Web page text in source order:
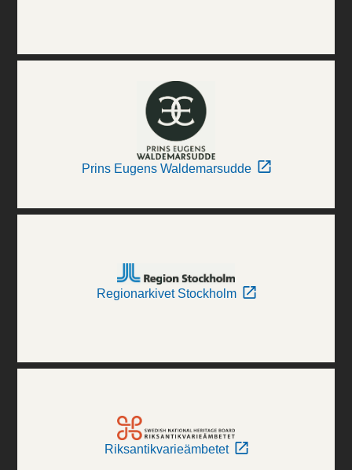
Prins Eugens Waldemarsudde
Regionarkivet Stockholm
Riksantikvarieämbetet